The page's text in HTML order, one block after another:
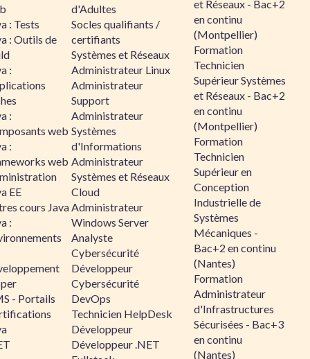
: Tests
: Outils de
:
:
web
:
web
EE
cours Java
:
- Portails
d'Adultes
Socles qualifiants /
certifiants
Systèmes et Réseaux
Administrateur Linux
Administrateur
Support
Administrateur
Systèmes
d'Informations
Administrateur
Systèmes et Réseaux
Cloud
Administrateur
Windows Server
Analyste
Cybersécurité
Développeur
Cybersécurité
DevOps
Technicien HelpDesk
Développeur
Développeur .NET
et Réseaux - Bac+2
en continu
(Montpellier)
Formation
Technicien
Supérieur Systèmes
et Réseaux - Bac+2
en continu
(Montpellier)
Formation
Technicien
Supérieur en
Conception
Industrielle de
Systèmes
Mécaniques -
Bac+2 en continu
(Nantes)
Formation
Administrateur
d'Infrastructures
Sécurisées - Bac+3
en continu
(Nantes)